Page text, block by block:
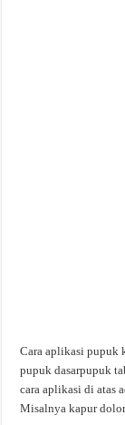
Cara aplikasi pupuk
pupuk dasarpupuk
cara aplikasi di atas
Misalnya kapur